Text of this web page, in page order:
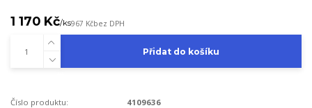
1 170 Kč/ks967 Kčbez DPH
Přidat do košíku
Číslo produktu:
4109636